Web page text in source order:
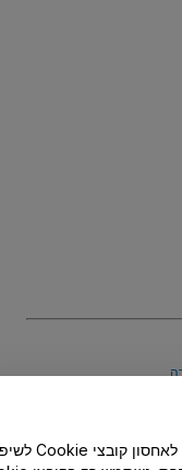
הלחיצה על 'לאפשר את הכול', מהווה הסכמה לאחסון קובצי Cookie לשיפור